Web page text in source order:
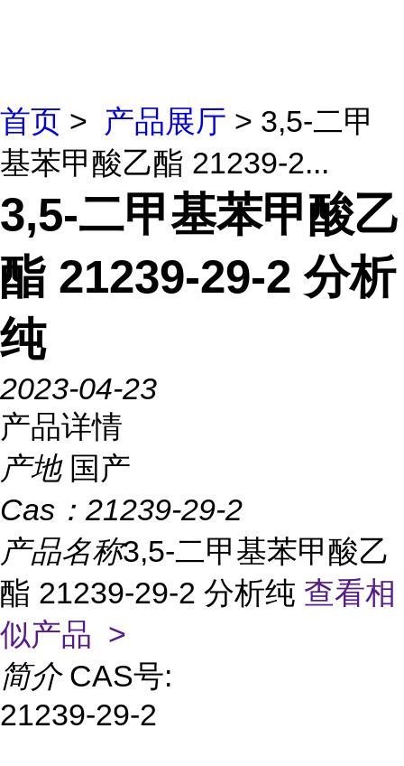
首页 > 产品展厅 > 3,5-二甲
基苯甲酸乙酯 21239-2...
3,5-二甲基苯甲酸乙
酯 21239-29-2 分析
纯
2023-04-23
产品详情
产地 国产
Cas： 21239-29-2
产品名称3,5-二甲基苯甲酸乙
酯 21239-29-2 分析纯 查看相
似产品 >
简介 CAS号:
21239-29-2